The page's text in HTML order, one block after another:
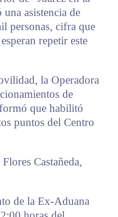
una asistencia de
personas, cifra que
repetir este
la Operadora
de
que habilitó
puntos del Centro
Castañeda,
de la Ex-Aduana